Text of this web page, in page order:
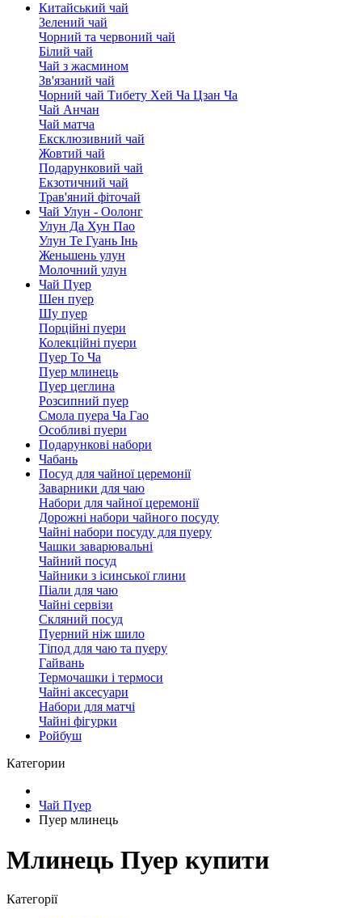
Китайський чай
Зелений чай
Чорний та червоний чай
Білий чай
Чай з жасмином
Зв'язаний чай
Чорний чай Тибету Хей Ча Цзан Ча
Чай Анчан
Чай матча
Ексклюзивний чай
Жовтий чай
Подарунковий чай
Екзотичний чай
Трав'яний фіточай
Чай Улун - Оолонг
Улун Да Хун Пао
Улун Те Гуань Інь
Женьшень улун
Молочний улун
Чай Пуер
Шен пуер
Шу пуер
Порційні пуери
Колекційні пуери
Пуер То Ча
Пуер млинець
Пуер цеглина
Розсипний пуер
Смола пуера Ча Гао
Особливі пуери
Подарункові набори
Чабань
Посуд для чайної церемонії
Заварники для чаю
Набори для чайної церемонії
Дорожні набори чайного посуду
Чайні набори посуду для пуеру
Чашки заварювальні
Чайний посуд
Чайники з ісинської глини
Піали для чаю
Чайні сервізи
Скляний посуд
Пуерний ніж шило
Тіпод для чаю та пуеру
Гайвань
Термочашки і термоси
Чайні аксесуари
Набори для матчі
Чайні фігурки
Ройбуш
Категории
Чай Пуер
Пуер млинець
Млинець Пуер купити
Категорії